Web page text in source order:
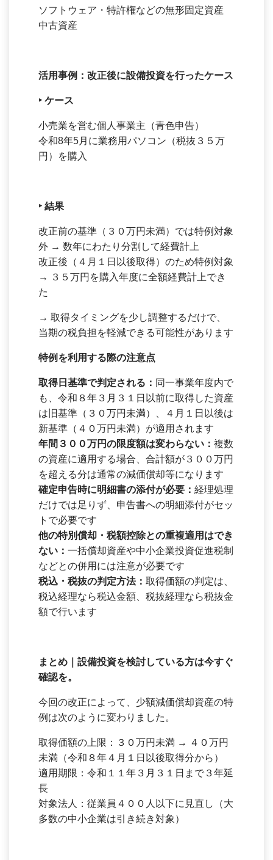
ソフトウェア・特許権などの無形固定資産
中古資産
活用事例：改正後に設備投資を行ったケース
‣ ケース
小売業を営む個人事業主（青色申告）
令和8年5月に業務用パソコン（税抜３５万
円）を購入
‣ 結果
改正前の基準（３０万円未満）では特例対象
外 → 数年にわたり分割して経費計上
改正後（４月１日以後取得）のため特例対象
→ ３５万円を購入年度に全額経費計上でき
た
→ 取得タイミングを少し調整するだけで、
当期の税負担を軽減できる可能性があります
特例を利用する際の注意点
取得日基準で判定される： 同一事業年度内で
も、令和８年３月３１日以前に取得した資産
は旧基準（３０万円未満）、４月１日以後は
新基準（４０万円未満）が適用されます
年間３００万円の限度額は変わらない： 複数
の資産に適用する場合、合計額が３００万円
を超える分は通常の減価償却等になります
確定申告時に明細書の添付が必要： 経理処理
だけでは足りず、申告書への明細添付がセッ
トで必要です
他の特別償却・税額控除との重複適用はでき
ない： 一括償却資産や中小企業投資促進税制
などとの併用には注意が必要です
税込・税抜の判定方法： 取得価額の判定は、
税込経理なら税込金額、税抜経理なら税抜金
額で行います
まとめ｜設備投資を検討している方は今すぐ
確認を。
今回の改正によって、少額減価償却資産の特
例は次のように変わりました。
取得価額の上限：３０万円未満 → ４０万円
未満（令和８年４月１日以後取得分から）
適用期限：令和１１年３月３１日まで３年延
長
対象法人：従業員４００人以下に見直し（大
多数の中小企業は引き続き対象）